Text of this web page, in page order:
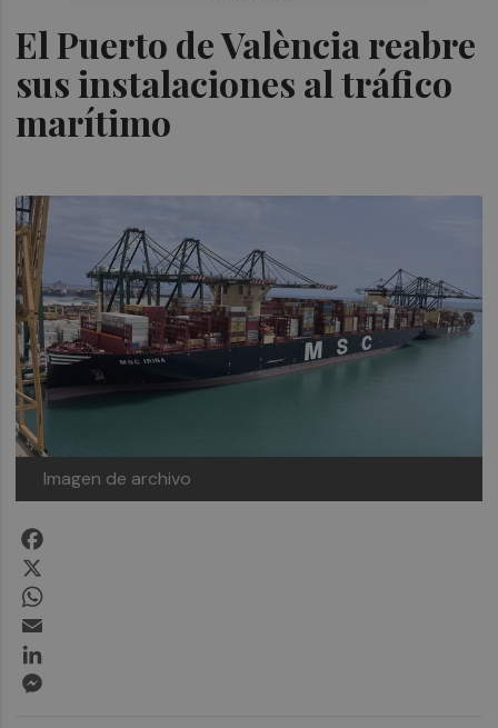
El Puerto de València reabre
sus instalaciones al tráfico
marítimo
Imagen de archivo